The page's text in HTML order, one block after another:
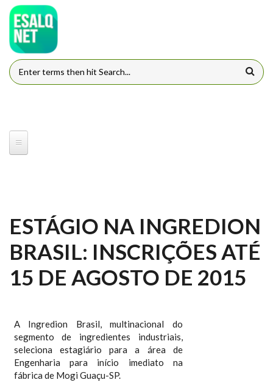
Pular para o conteúdo principal
FORMULÁRIO DE BUSCA
ESTÁGIO NA INGREDION
BRASIL: INSCRIÇÕES ATÉ
15 DE AGOSTO DE 2015
A Ingredion Brasil, multinacional do
segmento de ingredientes industriais,
seleciona estagiário para a área de
Engenharia para início imediato na
fábrica de Mogi Guaçu-SP.